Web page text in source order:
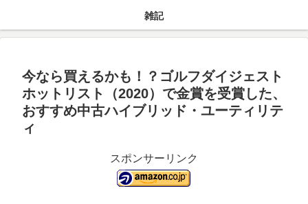
雑記
今なら買えるかも！？ゴルフダイジェスト
ホットリスト（2020）で金賞を受賞した、
おすすめ中古ハイブリッド・ユーティリテ
ィ
スポンサーリンク